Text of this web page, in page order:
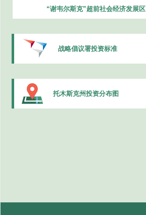
“谢韦尔斯克”超前社会经济发展区
战略倡议署投资标准
托木斯克州投资分布图